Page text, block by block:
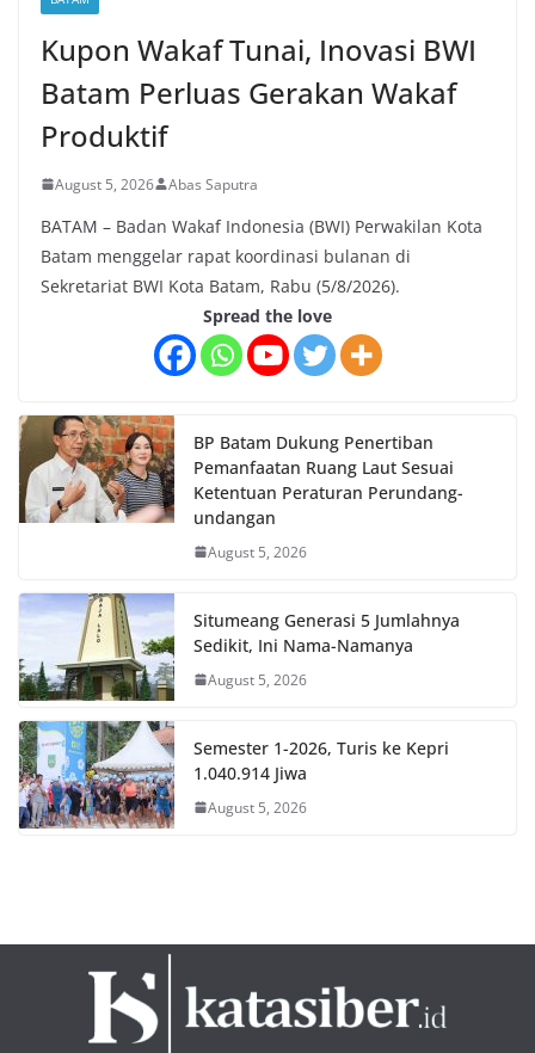
Kupon Wakaf Tunai, Inovasi BWI
Batam Perluas Gerakan Wakaf
Produktif
August 5, 2026 Abas Saputra
BATAM – Badan Wakaf Indonesia (BWI) Perwakilan Kota
Batam menggelar rapat koordinasi bulanan di
Sekretariat BWI Kota Batam, Rabu (5/8/2026).
Spread the love
BP Batam Dukung Penertiban
Pemanfaatan Ruang Laut Sesuai
Ketentuan Peraturan Perundang-
undangan
August 5, 2026
Situmeang Generasi 5 Jumlahnya
Sedikit, Ini Nama-Namanya
August 5, 2026
Semester 1-2026, Turis ke Kepri
1.040.914 Jiwa
August 5, 2026